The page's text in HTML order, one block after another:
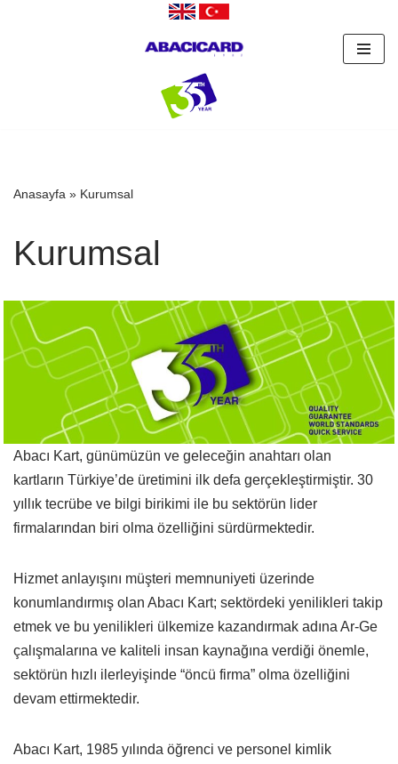
Anasayfa » Kurumsal
Kurumsal
Abacı Kart, günümüzün ve geleceğin anahtarı olan
kartların Türkiye’de üretimini ilk defa gerçekleştirmiştir. 30
yıllık tecrübe ve bilgi birikimi ile bu sektörün lider
firmalarından biri olma özelliğini sürdürmektedir.
Hizmet anlayışını müşteri memnuniyeti üzerinde
konumlandırmış olan Abacı Kart; sektördeki yenilikleri takip
etmek ve bu yenilikleri ülkemize kazandırmak adına Ar-Ge
çalışmalarına ve kaliteli insan kaynağına verdiği önemle,
sektörün hızlı ilerleyişinde “öncü firma” olma özelliğini
devam ettirmektedir.
Abacı Kart, 1985 yılında öğrenci ve personel kimlik